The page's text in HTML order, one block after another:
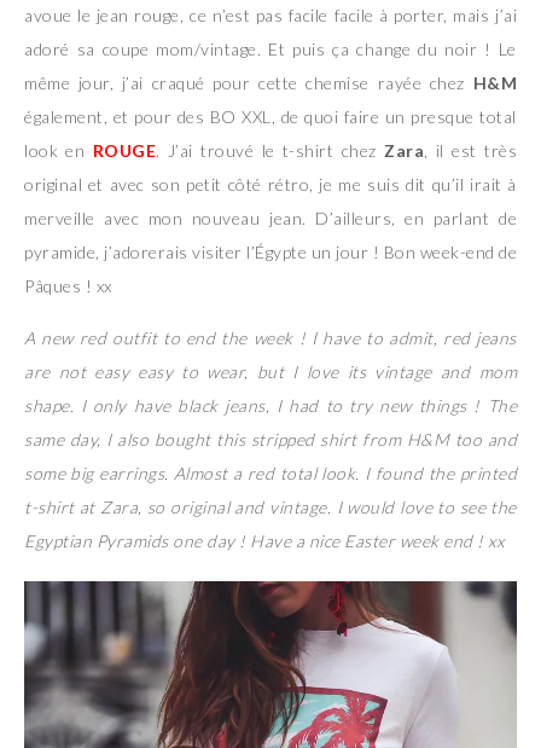
avoue le jean rouge, ce n’est pas facile facile à porter, mais j’ai
adoré sa coupe mom/vintage. Et puis ça change du noir ! Le
même jour, j’ai craqué pour cette chemise rayée chez H&M
également, et pour des BO XXL, de quoi faire un presque total
look en ROUGE. J’ai trouvé le t-shirt chez Zara , il est très
original et avec son petit côté rétro, je me suis dit qu’il irait à
merveille avec mon nouveau jean. D’ailleurs, en parlant de
pyramide, j’adorerais visiter l’Égypte un jour ! Bon week-end de
Pâques ! xx
A new red outfit to end the week ! I have to admit, red jeans
are not easy easy to wear, but I love its vintage and mom
shape. I only have black jeans, I had to try new things ! The
same day, I also bought this stripped shirt from H&M too and
some big earrings. Almost a red total look. I found the printed
t-shirt at Zara, so original and vintage. I would love to see the
Egyptian Pyramids one day ! Have a nice Easter week end ! xx